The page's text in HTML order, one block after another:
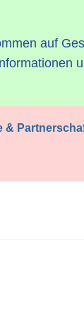
auf
&